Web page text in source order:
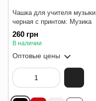
Чашка для учителя музыки,
черная с принтом: Музика
260 грн
В наличии
Оптовые цены